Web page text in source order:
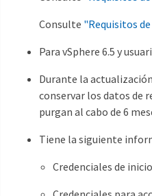
Consulte "Requisitos
Para vSphere 6.5 y
Durante la
conservar los datos de
purgan al cabo de 6
Tiene la siguiente
Credenciales de